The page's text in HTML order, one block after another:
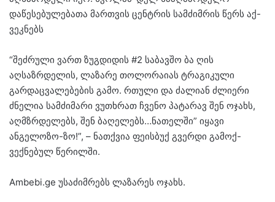
დაწესებულებათა მართვის ცენტრის სამძიმრის წერს აქ-
ვეკნებს
“შეძრული ვართ ზუგდიდის #2 საბავშო ბა ღის
აღსაზრდელის, ლაზარე თოლორაიას ტრაგიკული
გარდაცვალებების გამო. რთული და ძალიან ძლიერი
ძნელია სამძიმარი ვუთხრათ ჩვენო პატარავ შენ ოჯახს,
აღმზრდელებს, შენ ბაღელებს…ნათელში” იყავი
ანგელოზო-ზო!”, – ნათქვია ფეისბუქ გვერდი გამოქ-
ვექნებულ წერილში.
Ambebi.ge უსაძიმრებს ლაზარეს ოჯახს.